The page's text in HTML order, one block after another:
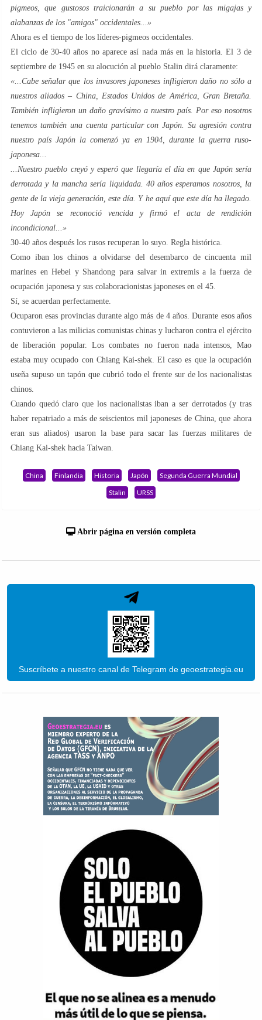
pigmeos, que gustosos traicionarán a su pueblo por las migajas y
alabanzas de los "amigos" occidentales...»
Ahora es el tiempo de los líderes-pigmeos occidentales.
El ciclo de 30-40 años no aparece así nada más en la historia. El 3 de
septiembre de 1945 en su alocución al pueblo Stalin dirá claramente:
«...Cabe señalar que los invasores japoneses infligieron daño no sólo a
nuestros aliados – China, Estados Unidos de América, Gran Bretaña.
También infligieron un daño gravísimo a nuestro país. Por eso nosotros
tenemos también una cuenta particular con Japón. Su agresión contra
nuestro país Japón la comenzó ya en 1904, durante la guerra ruso-
japonesa...
...Nuestro pueblo creyó y esperó que llegaría el día en que Japón sería
derrotada y la mancha sería liquidada. 40 años esperamos nosotros, la
gente de la vieja generación, este día. Y he aquí que este día ha llegado.
Hoy Japón se reconoció vencida y firmó el acta de rendición
incondicional...»
30-40 años después los rusos recuperan lo suyo. Regla histórica.
Como iban los chinos a olvidarse del desembarco de cincuenta mil
marines en Hebei y Shandong para salvar in extremis a la fuerza de
ocupación japonesa y sus colaboracionistas japoneses en el 45.
Sí, se acuerdan perfectamente.
Ocuparon esas provincias durante algo más de 4 años. Durante esos años
contuvieron a las milicias comunistas chinas y lucharon contra el ejército
de liberación popular. Los combates no fueron nada intensos, Mao
estaba muy ocupado con Chiang Kai-shek. El caso es que la ocupación
useña supuso un tapón que cubrió todo el frente sur de los nacionalistas
chinos.
Cuando quedó claro que los nacionalistas iban a ser derrotados (y tras
haber repatriado a más de seiscientos mil japoneses de China, que ahora
eran sus aliados) usaron la base para sacar las fuerzas militares de
Chiang Kai-shek hacia Taiwan.
China Finlandia Historia Japón
Segunda Guerra Mundial
Stalin
URSS
Abrir página en versión completa
Suscríbete a nuestro canal de Telegram de geoestrategia.eu